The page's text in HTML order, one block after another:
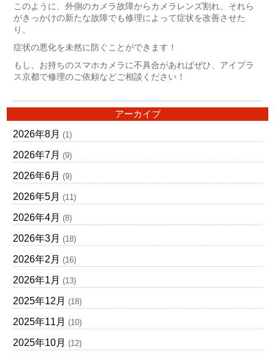
このように、外側のカメラ故障からカメラレンズ割れ、それら
がきっかけの新たな故障でも修理によって症状を改善させた
り、
症状の悪化を未然に防ぐことができます！
もし、お持ちのスマホカメラに不具合があればぜひ、アイプラ
ス京都で修理のご依頼などご相談ください！
アーカイブ
2026年8月 (1)
2026年7月 (9)
2026年6月 (9)
2026年5月 (11)
2026年4月 (8)
2026年3月 (18)
2026年2月 (16)
2026年1月 (13)
2025年12月 (18)
2025年11月 (10)
2025年10月 (12)